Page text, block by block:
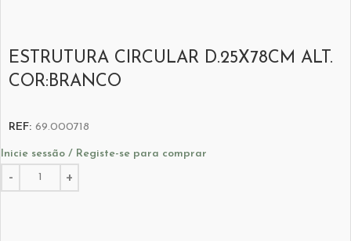
ESTRUTURA CIRCULAR D.25X78CM ALT.
COR:BRANCO
REF: 69.000718
Inicie sessão / Registe-se para comprar